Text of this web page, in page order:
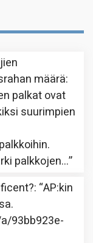
määrä:
palkat ovat
suurimpien
palkkojen…”
: “AP:kin
93bb923e-